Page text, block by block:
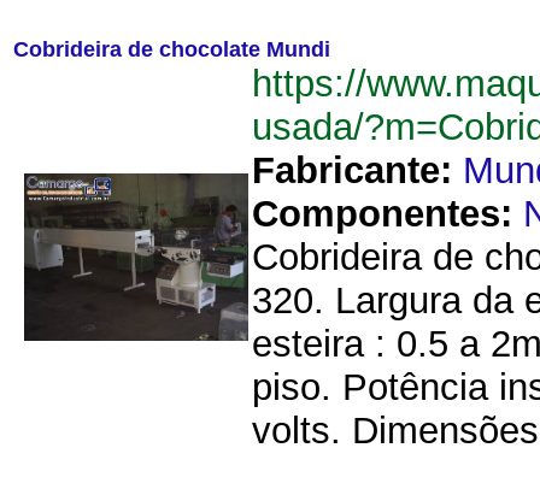
Cobrideira de chocolate Mundi
https://
usada/
Fabricante:
Componentes:
Cobrideira de
320. Largura da
esteira : 0.5 a
piso. Potência
volts.